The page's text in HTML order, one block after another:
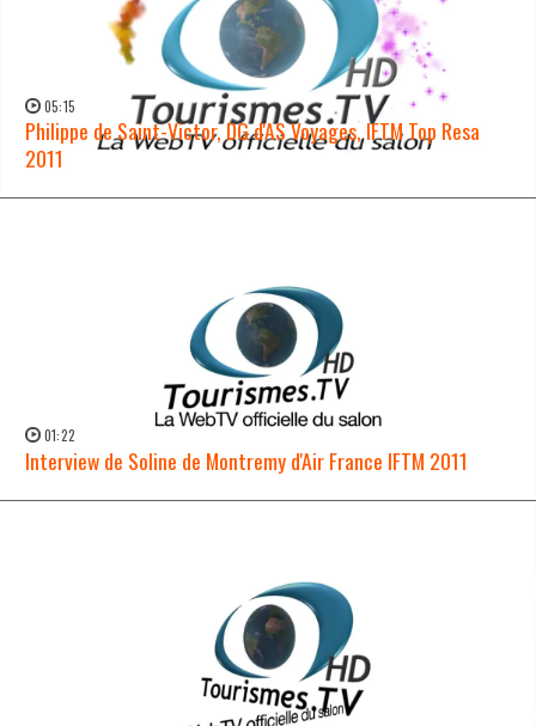
05:15
Philippe de Saint-Victor, DG d'AS Voyages, IFTM Top Resa
2011
01:22
Interview de Soline de Montremy d'Air France IFTM 2011